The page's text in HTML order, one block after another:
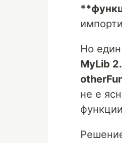
Но един
MyLib
не е